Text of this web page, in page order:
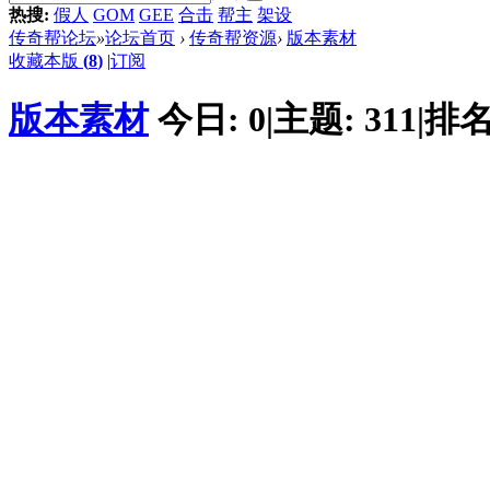
热搜: 假人 GOM GEE 合击 帮主 架设
传奇帮论坛»论坛首页 › 传奇帮资源› 版本素材
收藏本版 (8) |订阅
版本素材 今日: 0|主题: 311|排